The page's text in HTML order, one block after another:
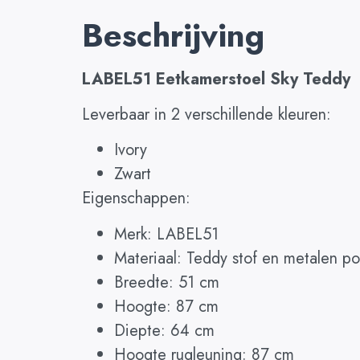
Beschrijving
LABEL51 Eetkamerstoel Sky Teddy
Leverbaar in 2 verschillende kleuren:
Ivory
Zwart
Eigenschappen:
Merk: LABEL51
Materiaal: Teddy stof en metalen
Breedte: 51 cm
Hoogte: 87 cm
Diepte: 64 cm
Hoogte rugleuning: 87 cm